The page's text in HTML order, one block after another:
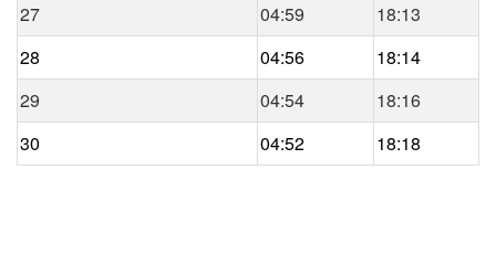
27
04:59
18:13
28
04:56
18:14
29
04:54
18:16
30
04:52 18:18